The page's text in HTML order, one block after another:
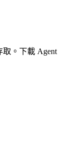
。下載 Agent